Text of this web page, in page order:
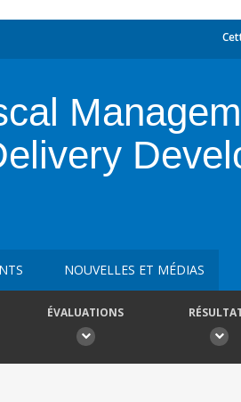
NOUVELLES ET MÉDIAS
ÉVALUATIONS